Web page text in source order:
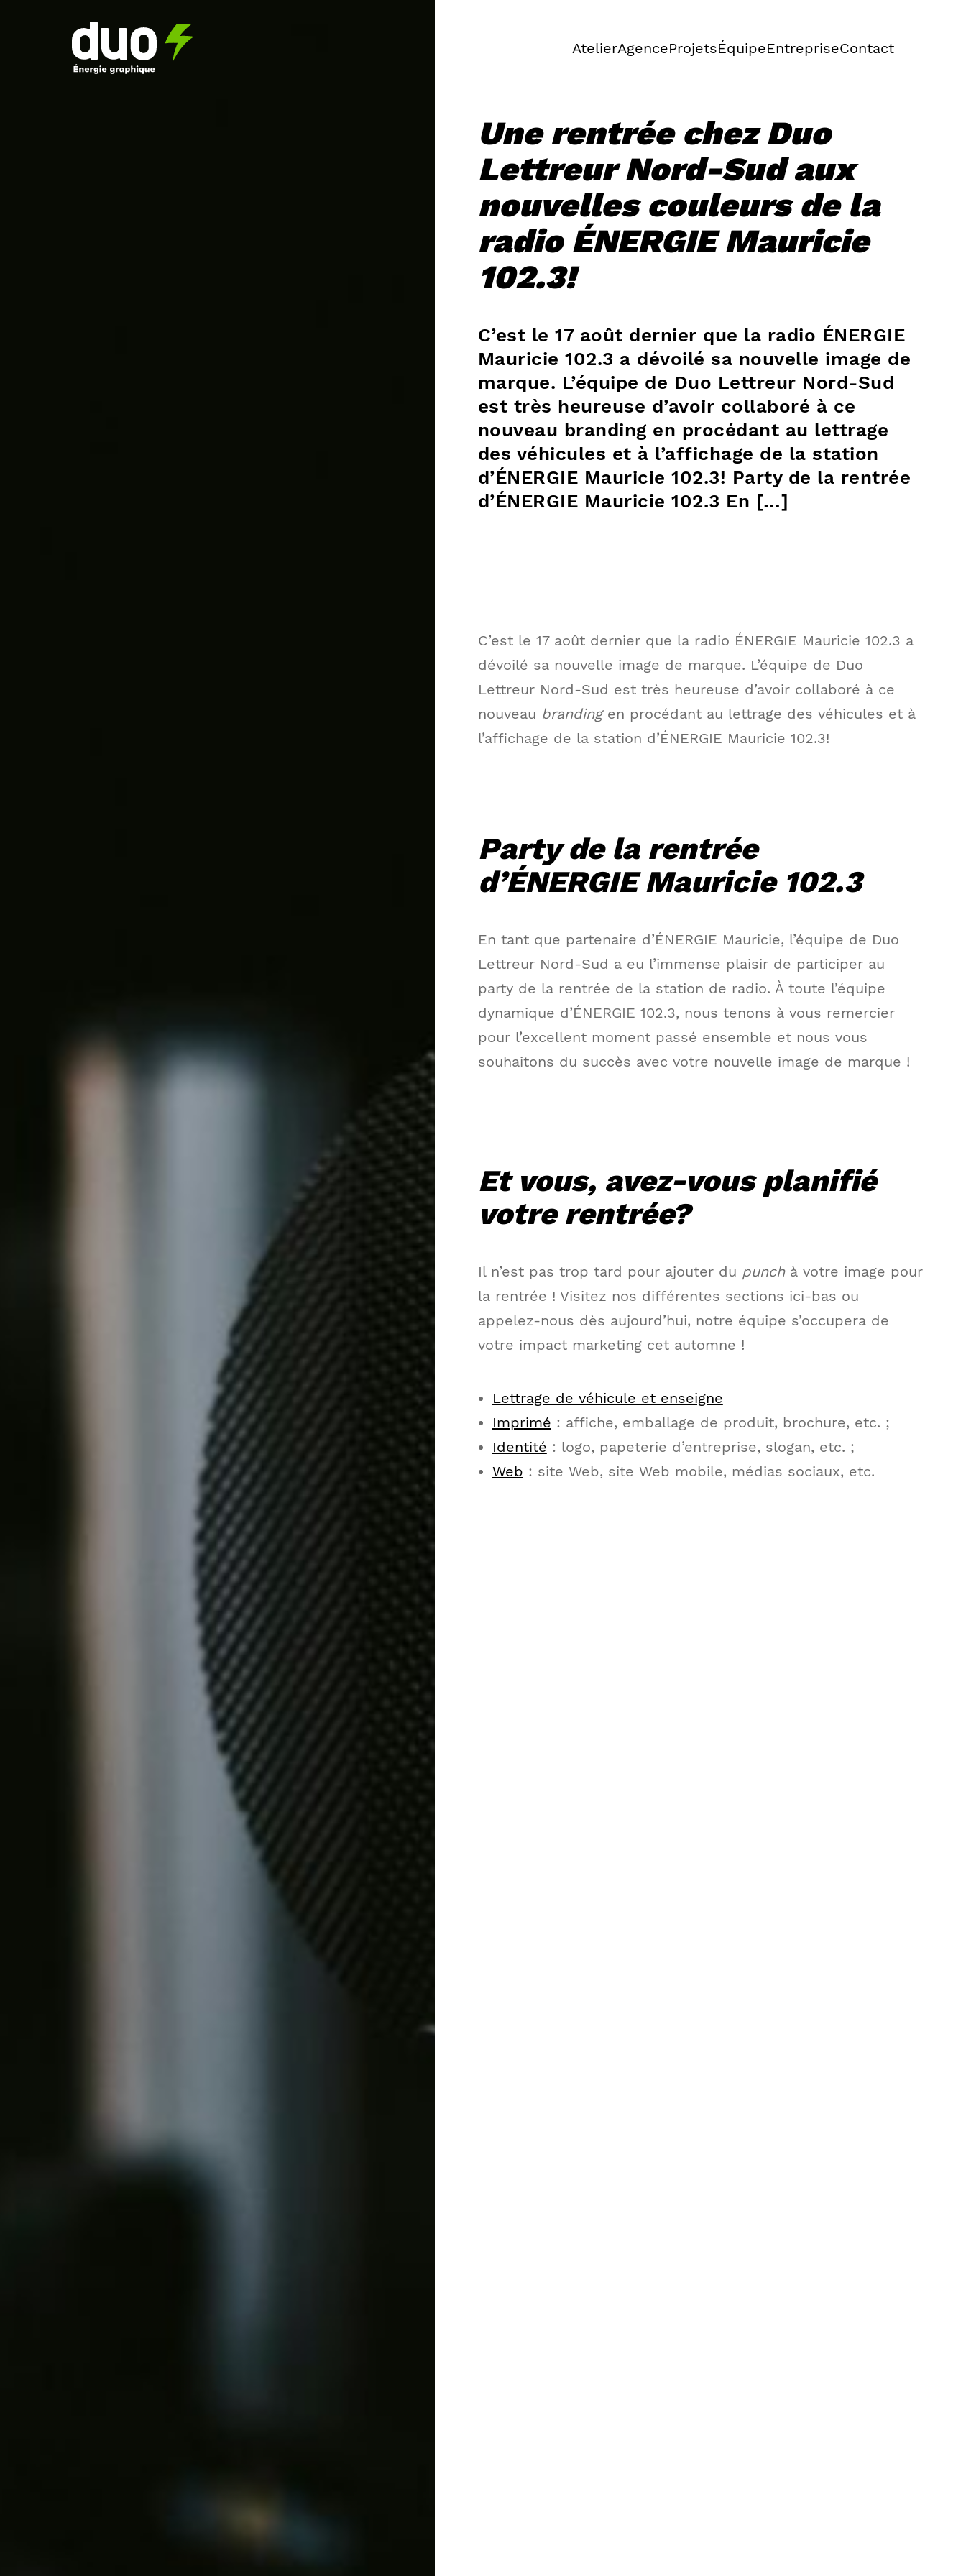
AtelierAgenceProjetsÉquipeEntrepriseContact
Une rentrée chez Duo
Lettreur Nord-Sud aux
nouvelles couleurs de la
radio ÉNERGIE Mauricie
102.3!
C’est le 17 août dernier que la radio ÉNERGIE
Mauricie 102.3 a dévoilé sa nouvelle image de
marque. L’équipe de Duo Lettreur Nord-Sud
est très heureuse d’avoir collaboré à ce
nouveau branding en procédant au lettrage
des véhicules et à l’affichage de la station
d’ÉNERGIE Mauricie 102.3! Party de la rentrée
d’ÉNERGIE Mauricie 102.3 En […]
C’est le 17 août dernier que la radio ÉNERGIE Mauricie 102.3 a
dévoilé sa nouvelle image de marque. L’équipe de Duo
Lettreur Nord-Sud est très heureuse d’avoir collaboré à ce
nouveau brandingen procédant au lettrage des véhicules et à
l’affichage de la station d’ÉNERGIE Mauricie 102.3!
Party de la rentrée
d’ÉNERGIE Mauricie 102.3
En tant que partenaire d’ÉNERGIE Mauricie, l’équipe de Duo
Lettreur Nord-Sud a eu l’immense plaisir de participer au
party de la rentrée de la station de radio. À toute l’équipe
dynamique d’ÉNERGIE 102.3, nous tenons à vous remercier
pour l’excellent moment passé ensemble et nous vous
souhaitons du succès avec votre nouvelle image de marque !
Et vous, avez-vous planifié
votre rentrée?
Il n’est pas trop tard pour ajouter du punch à votre image pour
la rentrée ! Visitez nos différentes sections ici-bas ou
appelez-nous dès aujourd’hui, notre équipe s’occupera de
votre impact marketing cet automne !
Lettrage de véhicule et enseigne
Imprimé : affiche, emballage de produit, brochure, etc. ;
Identité : logo, papeterie d’entreprise, slogan, etc. ;
Web : site Web, site Web mobile, médias sociaux, etc.